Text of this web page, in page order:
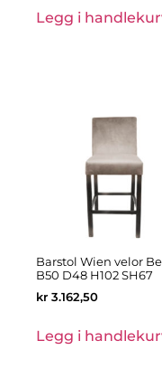
Legg i
Barstol Wien velor
B50 D48 H102 SH67
kr 3.162,50
Legg i